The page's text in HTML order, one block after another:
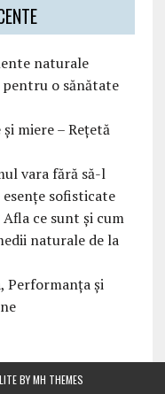
naturale
o sănătate
miere – Rețetă
vara fără să-l
sofisticate
ce sunt și cum
naturale de la
Performanța și
BYMH THEMES